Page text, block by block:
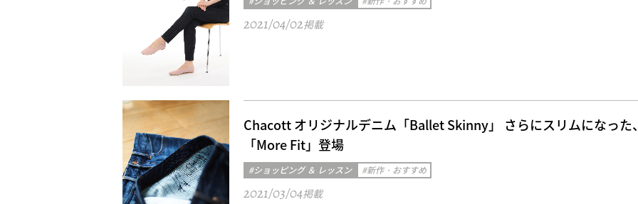
2021/04/02掲載
Chacott オリジナルデニム「Ballet Skinny」 さらにスリムになった
「More Fit」登場
#ショッピング ＆ レッスン #新作・おすすめ
2021/03/04掲載